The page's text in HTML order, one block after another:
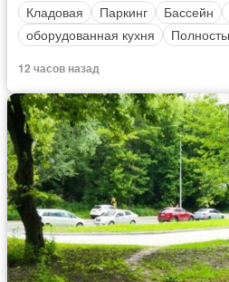
Кладовая
Паркинг Бассейн
оборудованная кухня
12 часов назад